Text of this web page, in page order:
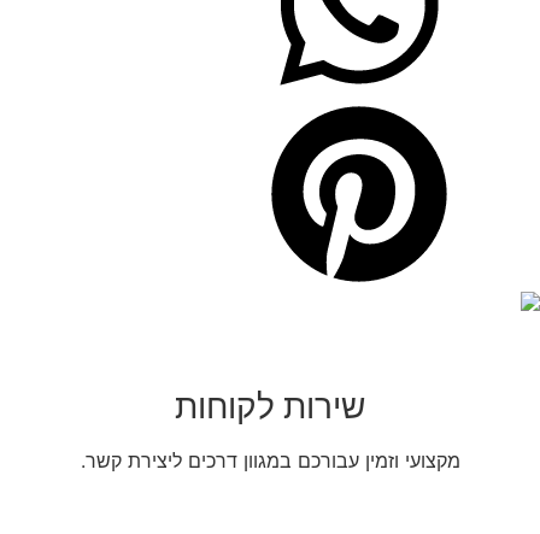
שירות לקוחות
מקצועי וזמין עבורכם במגוון דרכים ליצירת קשר.